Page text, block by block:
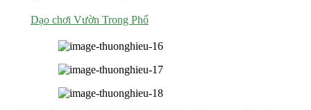
Dạo chơi Vườn Trong Phố